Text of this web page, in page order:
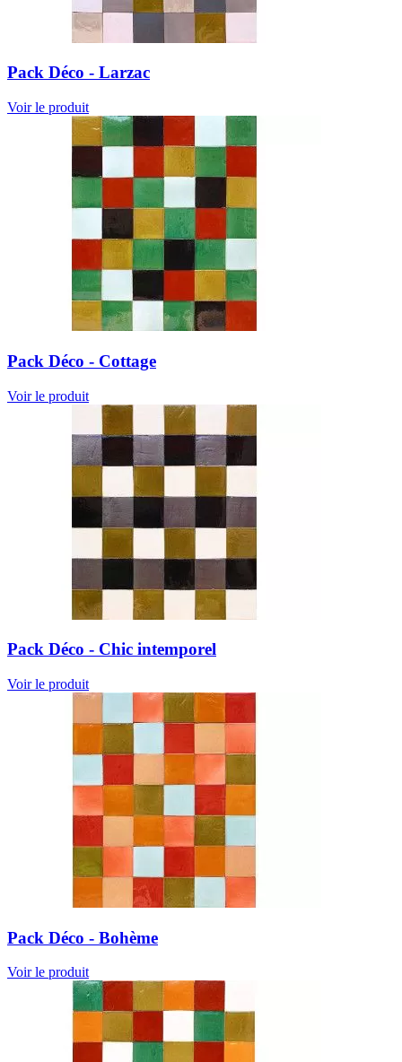
Pack Déco - Larzac
Voir le produit
Pack Déco - Cottage
Voir le produit
Pack Déco - Chic intemporel
Voir le produit
Pack Déco - Bohème
Voir le produit